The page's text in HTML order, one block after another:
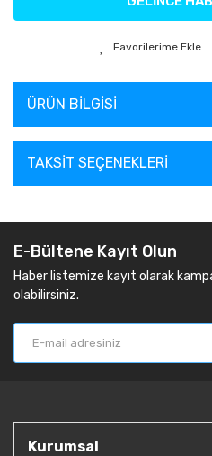
ÜRÜN BILGISI
TAKSIT SEÇENEKLERI
E-Bültene Kayıt Olun
Haber listemize kayıt olarak
olabilirsiniz.
Kurumsal